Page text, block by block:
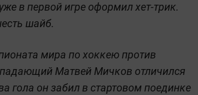
в первой игре оформил хет-трик.
шайб.
мира по хоккею против
Матвей Мичков отличился
гола он забил в стартовом поединке